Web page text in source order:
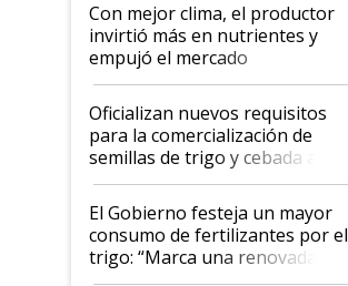
Con mejor clima, el productor
invirtió más en nutrientes y
empujó el mercado
Oficializan nuevos requisitos
para la comercialización de
semillas de trigo y cebada a
granel
El Gobierno festeja un mayor
consumo de fertilizantes por el
trigo: “Marca una renovada
confianza de los productores”